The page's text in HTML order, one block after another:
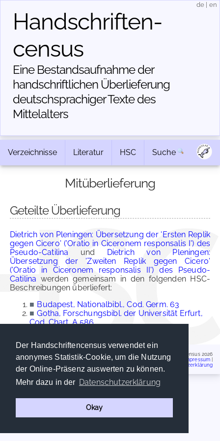
Der Handschriftencensus verwendet ein
anonymes Statistik-Cookie, um die Nutzung
der Online-Präsenz auswerten zu können.
Mehr dazu in der Datenschutzerklärung
Okay
Handschriften­
census
Eine Bestandsaufnahme der
handschriftlichen Über­lieferung
deutschsprachiger Texte des
Mittelalters
de en
Verzeichnisse Literatur HSC Suche
Mitüberlieferung
Geteilte Überlieferung
Dietrich von Pleningen: Übersetzung der 'Ersten Replik
gegen Cicero' ('Oratio in Ciceronem responsalis I') des
Pseudo-Catilina und Dietrich von Pleningen:
Übersetzung der 'Zweiten Replik gegen Cicero'
('Oratio in Ciceronem responsalis II') des Pseudo-
Catilina werden gemeinsam in den folgenden HSC-
Beschreibungen überliefert:
■ Budapest, Nationalbibl., Cod. Germ. 63
■ Gotha, Forschungsbibl. der Universität Erfurt,
Cod. Chart. A 586
Handschriftencensus 2026
Impressum
Datenschutzerklärung